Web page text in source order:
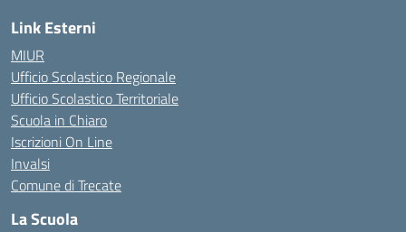
Link Esterni
MIUR
Ufficio Scolastico Regionale
Ufficio Scolastico Territoriale
Scuola in Chiaro
Iscrizioni On Line
Invalsi
Comune di Trecate
La Scuola